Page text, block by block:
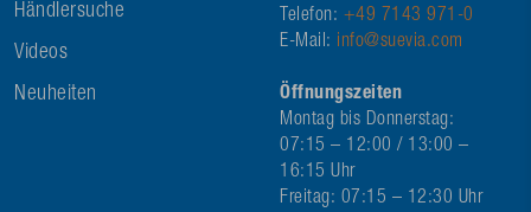
Händlersuche
Videos
Neuheiten
Telefon: +49 7143 971-0
E-Mail: info@suevia.com
Öffnungszeiten
Montag bis Donnerstag:
07:15 – 12:00 / 13:00 –
16:15 Uhr
Freitag: 07:15 – 12:30 Uhr